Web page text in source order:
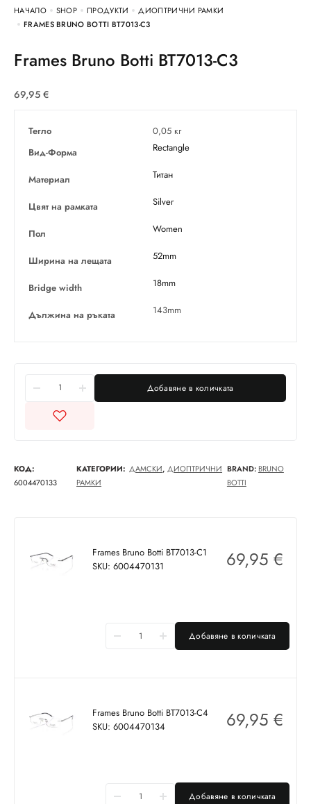
НАЧАЛО SHOP ПРОДУКТИ
ДИОПТРИЧНИ РАМКИ
FRAMES BRUNO BOTTI BT7013-C3
Frames Bruno Botti BT7013-C3
69,95 €
Тегло
0,05 кг
Вид-Форма
Rectangle
Материал Титан
Цвят на рамката Silver
Пол Women
Ширина на лещата 52mm
Bridge width 18mm
Дължина на ръката 143mm
Добавяне в количката
КОД:
6004470133
КАТЕГОРИИ: ДАМСКИ,ДИОПТРИЧНИ
РАМКИ
BRAND: BRUNO
BOTTI
Frames Bruno Botti BT7013-C1
SKU: 6004470131
69,95 €
Добавяне в количката
Frames Bruno Botti BT7013-C4
SKU: 6004470134
69,95 €
Добавяне в количката